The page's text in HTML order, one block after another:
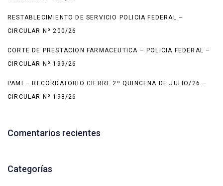
RESTABLECIMIENTO DE SERVICIO POLICIA FEDERAL –
CIRCULAR Nº 200/26
CORTE DE PRESTACION FARMACEUTICA – POLICIA FEDERAL –
CIRCULAR Nº 199/26
PAMI – RECORDATORIO CIERRE 2º QUINCENA DE JULIO/26 –
CIRCULAR Nº 198/26
Comentarios recientes
Categorías